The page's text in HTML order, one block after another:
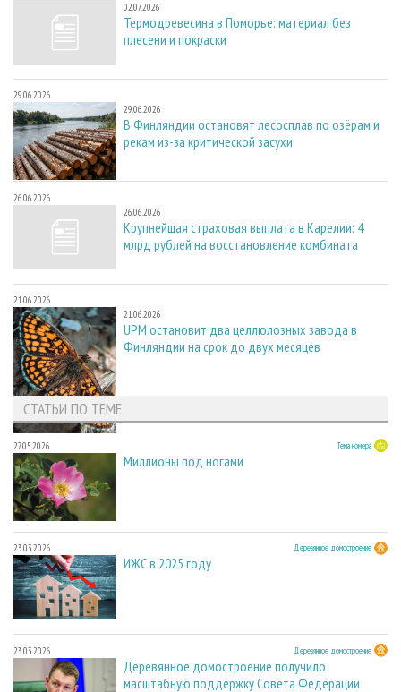
02.07.2026
Термодревесина в Поморье: материал без
плесени и покраски
29.06.2026
29.06.2026
В Финляндии остановят лесосплав по озёрам и
рекам из-за критической засухи
26.06.2026
26.06.2026
Крупнейшая страховая выплата в Карелии: 4
млрд рублей на восстановление комбината
21.06.2026
21.06.2026
UPM остановит два целлюлозных завода в
Финляндии на срок до двух месяцев
СТАТЬИ ПО ТЕМЕ
27.05.2026 Тема номера
Миллионы под ногами
23.03.2026 Деревянное домостроение
ИЖС в 2025 году
23.03.2026 Деревянное домостроение
Деревянное домостроение получило
масштабную поддержку Совета Федерации